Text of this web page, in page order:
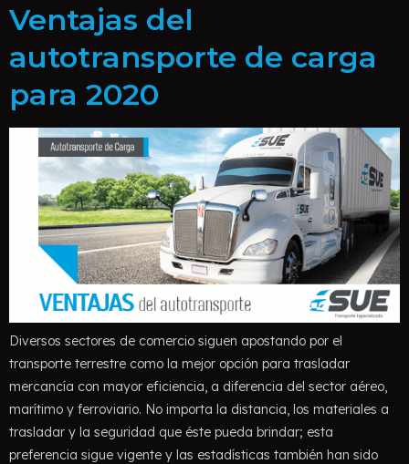
Ventajas del
autotransporte de carga
para 2020
Diversos sectores de comercio siguen apostando por el
transporte terrestre como la mejor opción para trasladar
mercancía con mayor eficiencia, a diferencia del sector aéreo,
marítimo y ferroviario. No importa la distancia, los materiales a
trasladar y la seguridad que éste pueda brindar; esta
preferencia sigue vigente y las estadísticas también han sido